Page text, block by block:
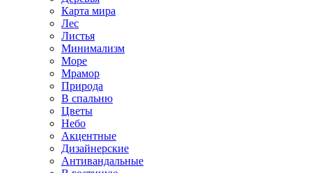
Карта мира
Лес
Листья
Минимализм
Море
Мрамор
Природа
В спальню
Цветы
Небо
Акцентные
Дизайнерские
Антивандальные